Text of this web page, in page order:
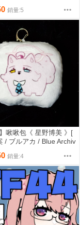
美派對 ]
銷量:5
啾啾包《 星野博美 》[
/ ブルアカ / Blue Archiv
/ 博美派對 ]
銷量:4